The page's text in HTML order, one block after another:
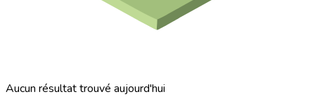
Aucun résultat trouvé aujourd'hui